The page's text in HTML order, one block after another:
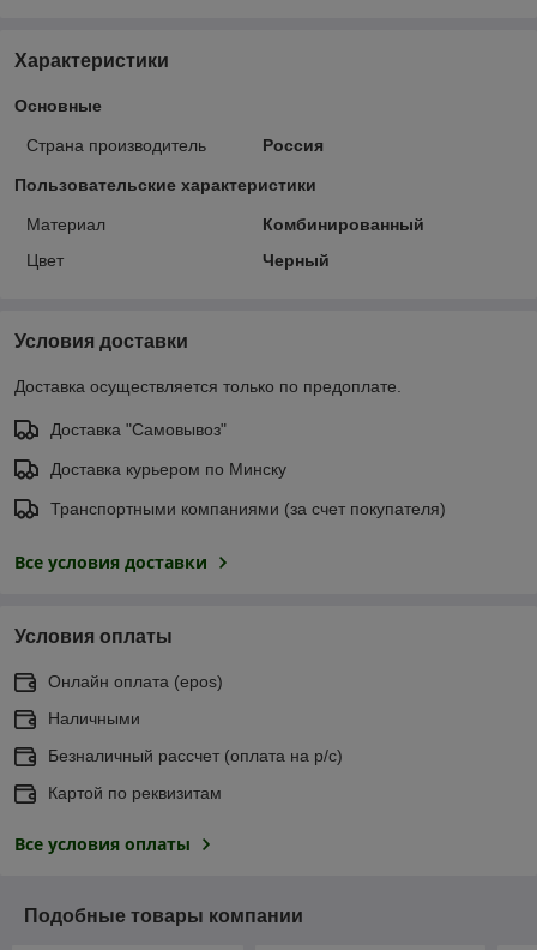
Характеристики
Основные
Страна производитель Россия
Пользовательские характеристики
Материал
Комбинированный
Цвет
Черный
Условия доставки
Доставка осуществляется только по предоплате.
Доставка "Самовывоз"
Доставка курьером по Минску
Транспортными компаниями (за счет покупателя)
Все условия доставки
Условия оплаты
Онлайн оплата (еpos)
Наличными
Безналичный рассчет (оплата на р/с)
Картой по реквизитам
Все условия оплаты
Подобные товары компании